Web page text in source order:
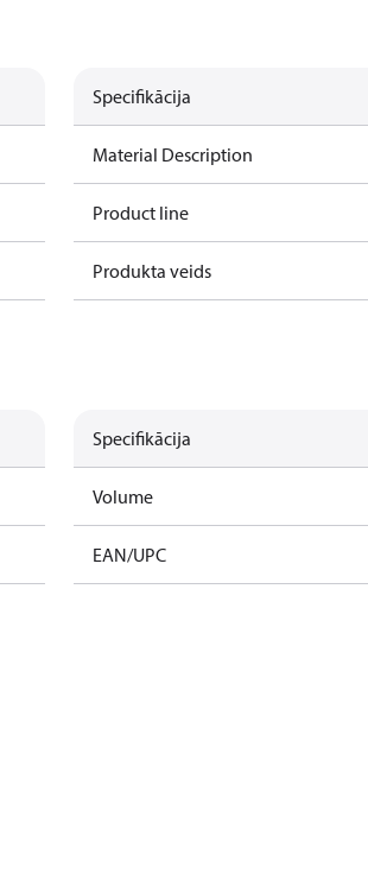
Specifikācija
Material Description
Product line
Produkta veids
Specifikācija
Volume
EAN/UPC